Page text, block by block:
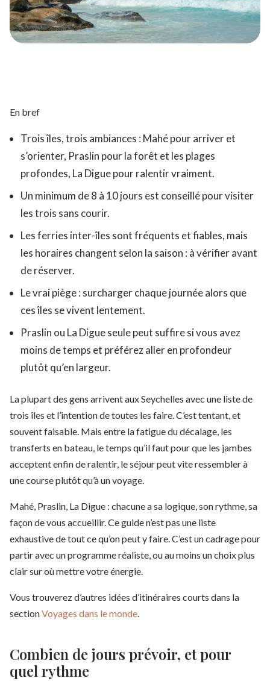
En bref
Trois îles, trois ambiances : Mahé pour arriver et
s’orienter, Praslin pour la forêt et les plages
profondes, La Digue pour ralentir vraiment.
Un minimum de 8 à 10 jours est conseillé pour visiter
les trois sans courir.
Les ferries inter-îles sont fréquents et fiables, mais
les horaires changent selon la saison : à vérifier avant
de réserver.
Le vrai piège : surcharger chaque journée alors que
ces îles se vivent lentement.
Praslin ou La Digue seule peut suffire si vous avez
moins de temps et préférez aller en profondeur
plutôt qu’en largeur.
La plupart des gens arrivent aux Seychelles avec une liste de
trois îles et l’intention de toutes les faire. C’est tentant, et
souvent faisable. Mais entre la fatigue du décalage, les
transferts en bateau, le temps qu’il faut pour que les jambes
acceptent enfin de ralentir, le séjour peut vite ressembler à
une course plutôt qu’à un voyage.
Mahé, Praslin, La Digue : chacune a sa logique, son rythme, sa
façon de vous accueillir. Ce guide n’est pas une liste
exhaustive de tout ce qu’on peut y faire. C’est un cadrage pour
partir avec un programme réaliste, ou au moins un choix plus
clair sur où mettre votre énergie.
Vous trouverez d’autres idées d’itinéraires courts dans la
sectionVoyages dans le monde.
Combien de jours prévoir, et pour
quel rythme